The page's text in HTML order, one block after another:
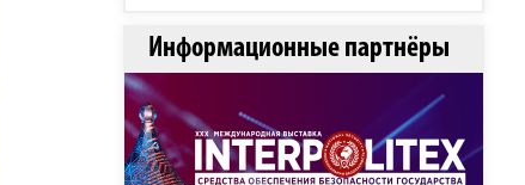
Информационные партнёры